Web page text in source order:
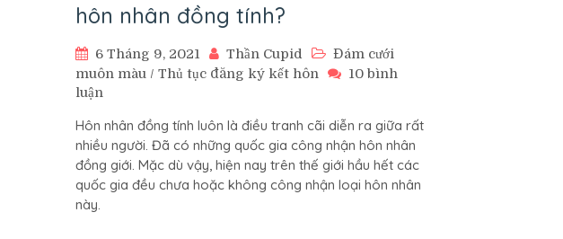
hôn nhân đồng tính?
6 Tháng 9, 2021 Thần Cupid
Đám cưới
muôn màu / Thủ tục đăng ký kết hôn
10 bình
luận
quốc
gia
nào
chấp
Hôn nhân đồng tính luôn là điều tranh cãi diễn ra giữa rất
nhiều người. Đã có những quốc gia công nhận hôn nhân
đồng giới. Mặc dù vậy, hiện nay trên thế giới hầu hết các
quốc gia đều chưa hoặc không công nhận loại hôn nhân
này.